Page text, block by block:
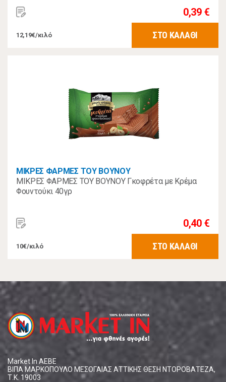
0,39 €
12,19€/κιλό ΣΤΟ ΚΑΛΑΘΙ
ΜΙΚΡΕΣ ΦΑΡΜΕΣ ΤΟΥ ΒΟΥΝΟΥ
ΜΙΚΡΕΣ ΦΑΡΜΕΣ ΤΟΥ ΒΟΥΝΟΥ Γκοφρέτα με Κρέμα
Φουντούκι 40γρ
0,40 €
10€/κιλό ΣΤΟ ΚΑΛΑΘΙ
Market In ΑΕΒΕ
ΒΙΠΑ ΜΑΡΚΟΠΟΥΛΟ ΜΕΣΟΓΑΙΑΣ ΑΤΤΙΚΗΣ ΘΕΣΗ ΝΤΟΡΟΒΑΤΕΖΑ,
Τ.Κ. 19003